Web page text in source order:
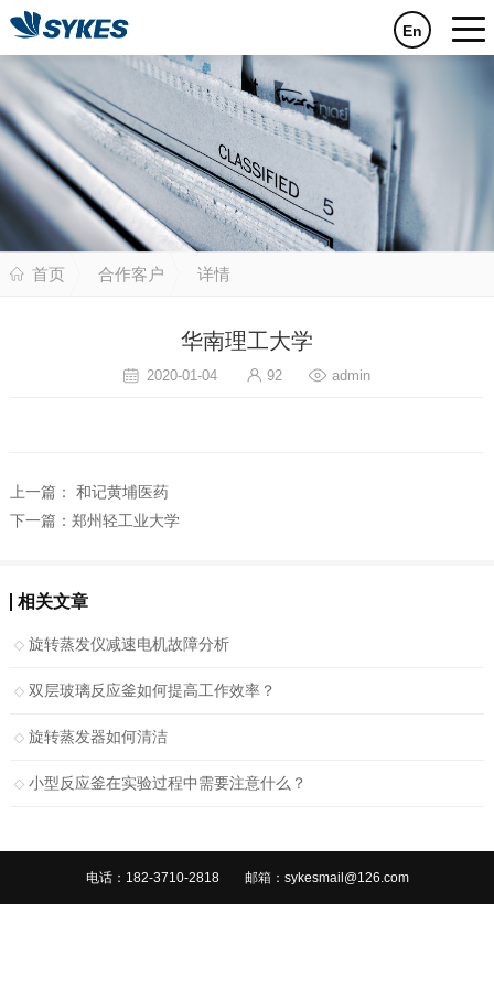
En
首页 合作客户 详情
华南理工大学
2020-01-04 92 admin
上一篇：
和记黄埔医药
下一篇： 郑州轻工业大学
相关文章
旋转蒸发仪减速电机故障分析
双层玻璃反应釜如何提高工作效率？
旋转蒸发器如何清洁
小型反应釜在实验过程中需要注意什么？
电话：182-3710-2818 邮箱：sykesmail@126.com